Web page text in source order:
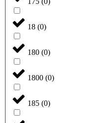
18 (0)
180 (0)
1800 (0)
185 (0)